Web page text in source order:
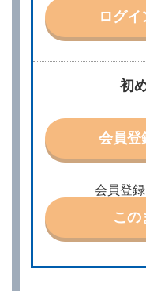
他の借受条件（
示して予約の申
社は、電話連絡並
責任を負わないも
当社は、借受人
則として、当社
特に認める場合
うものとします。
第３条（予約の変
借受人は、前条
ときは、あらかじ
いものとします。
第４条（予約の取消
ができます。
初
会員登
会員登
この
ログ